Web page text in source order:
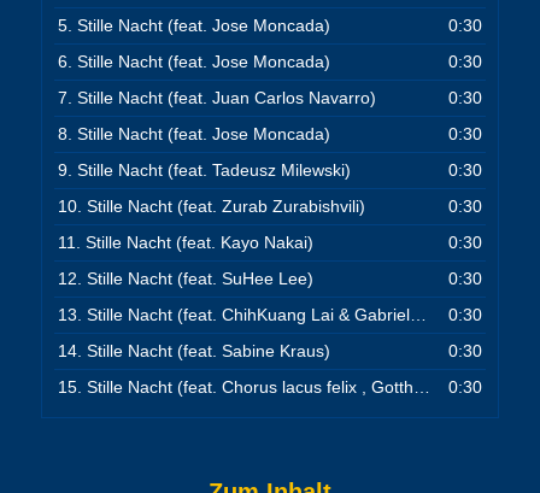
5. Stille Nacht (feat. Jose Moncada)
0:30
6. Stille Nacht (feat. Jose Moncada)
0:30
7. Stille Nacht (feat. Juan Carlos Navarro)
0:30
8. Stille Nacht (feat. Jose Moncada)
0:30
9. Stille Nacht (feat. Tadeusz Milewski)
0:30
10. Stille Nacht (feat. Zurab Zurabishvili)
0:30
11. Stille Nacht (feat. Kayo Nakai)
0:30
12. Stille Nacht (feat. SuHee Lee)
0:30
13. Stille Nacht (feat. ChihKuang Lai & Gabriele Qi)
0:30
14. Stille Nacht (feat. Sabine Kraus)
0:30
15. Stille Nacht (feat. Chorus lacus felix , Gotthard Eder & Andreas Kili) 0:30